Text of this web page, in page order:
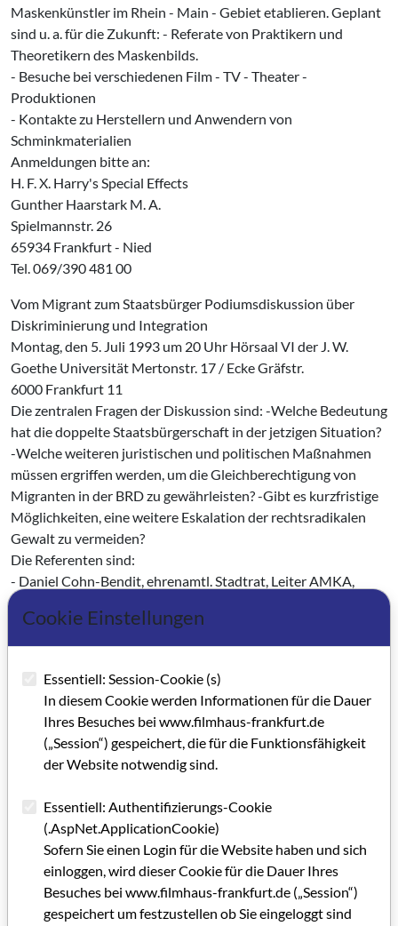
Maskenkünstler im Rhein - Main - Gebiet etablieren. Geplant
sind u. a. für die Zukunft: - Referate von Praktikern und
Theoretikern des Maskenbilds.
- Besuche bei verschiedenen Film - TV - Theater -
Produktionen
- Kontakte zu Herstellern und Anwendern von
Schminkmaterialien
Anmeldungen bitte an:
H. F. X. Harry's Special Effects
Gunther Haarstark M. A.
Spielmannstr. 26
65934 Frankfurt - Nied
Tel. 069/390 481 00
Vom Migrant zum Staatsbürger Podiumsdiskussion über
Diskriminierung und Integration
Montag, den 5. Juli 1993 um 20 Uhr Hörsaal VI der J. W.
Goethe Universität Mertonstr. 17 / Ecke Gräfstr.
6000 Frankfurt 11
Die zentralen Fragen der Diskussion sind: -Welche Bedeutung
hat die doppelte Staatsbürgerschaft in der jetzigen Situation?
-Welche weiteren juristischen und politischen Maßnahmen
müssen ergriffen werden, um die Gleichberechtigung von
Migranten in der BRD zu gewährleisten? -Gibt es kurzfristige
Möglichkeiten, eine weitere Eskalation der rechtsradikalen
Gewalt zu vermeiden?
Die Referenten sind:
- Daniel Cohn-Bendit, ehrenamtl. Stadtrat, Leiter AMKA,
Frankfurt
- Dr. Herta Däubler-Gmelin, Rechtsexpertin der SPD, MdB
Dr. Berthold Huber, Richter am Verwaltungsgericht Frankfurt
Dr. Friedbert Pflüger, MdB, CDU Fraktion, ehm.
Pressesprecher des Bundespräsidenten Richard v. Weizsäcker
Cornelia Schmalz-Jacobsen, Ausländerbeauftragte der
Bundesregierung.
Kultur im Dritten e. V.
J. W. Goethe-Universität Frankfurt
Information:
Harald Wittich
Tel.: 069-252559
Cookie Einstellungen
Essentiell: Session-Cookie (s)
In diesem Cookie werden Informationen für die Dauer
Ihres Besuches bei www.filmhaus-frankfurt.de
(„Session“) gespeichert, die für die Funktionsfähigkeit
der Website notwendig sind.
Essentiell: Authentifizierungs-Cookie
(.AspNet.ApplicationCookie)
Sofern Sie einen Login für die Website haben und sich
einloggen, wird dieser Cookie für die Dauer Ihres
Besuches bei www.filmhaus-frankfurt.de („Session“)
gespeichert um festzustellen ob Sie eingeloggt sind